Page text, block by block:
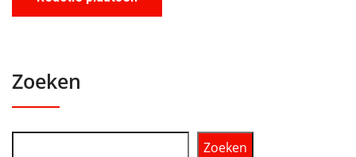
Zoeken
Zoeken